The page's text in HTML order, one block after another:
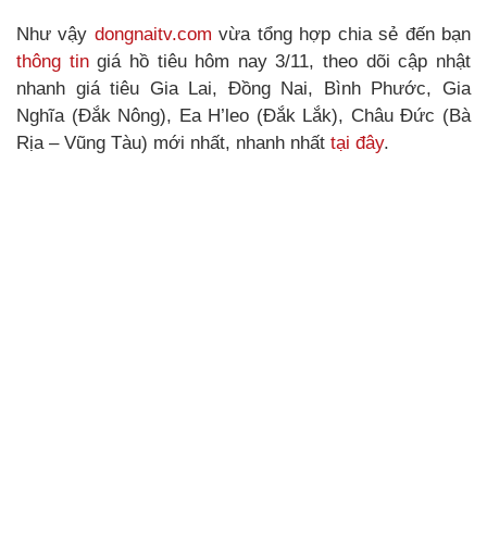
Như vậy dongnaitv.com vừa tổng hợp chia sẻ đến bạn
thông tingiá hồ tiêu hôm nay 3/11, theo dõi cập nhật
nhanh giá tiêu Gia Lai, Đồng Nai, Bình Phước, Gia
Nghĩa (Đắk Nông), Ea H’leo (Đắk Lắk), Châu Đức (Bà
Rịa – Vũng Tàu) mới nhất, nhanh nhất tại đây.